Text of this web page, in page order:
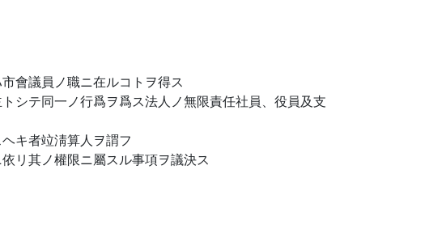
會議員ノ職ニ在ルコトヲ得ス
シテ同一ノ行爲ヲ爲ス法人ノ無限責任社員、役員及支
キ者竝淸算人ヲ謂フ
リ其ノ權限ニ屬スル事項ヲ議決ス